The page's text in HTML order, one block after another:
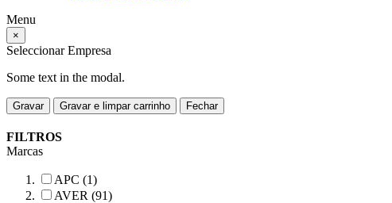
Menu
×
Seleccionar Empresa
Some text in the modal.
Gravar Gravar e limpar carrinho Fechar
FILTROS
Marcas
APC (1)
AVER (91)